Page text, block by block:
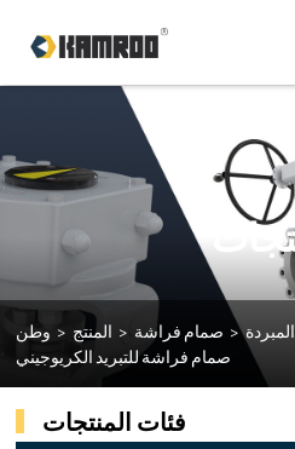
وطن > المنتج > صمام فراشة >
صمام فراشة للتبريد الكريوجيني
فئات المنتجات